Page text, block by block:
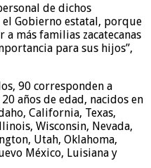
de dichos
Gobierno estatal, porque
más familias zacatecanas
para sus hijos”,
90 corresponden a
años de edad, nacidos en
California, Texas,
Wisconsin, Nevada,
Utah, Oklahoma,
México, Luisiana y